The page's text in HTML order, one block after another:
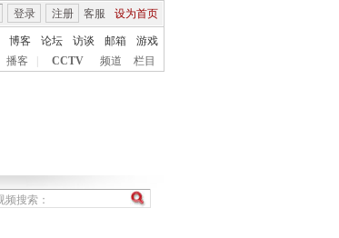
客服 设为首页
登录 注册
博客 论坛 访谈 邮箱
游戏
播客 CCTV 频道 栏目